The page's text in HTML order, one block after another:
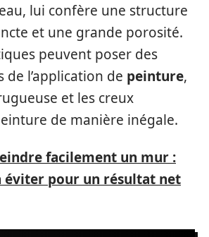
lui confère une structure
et une grande porosité.
peuvent poser des
l’application de peinture,
et les creux
de manière inégale.
facilement un mur :
éviter pour un résultat net